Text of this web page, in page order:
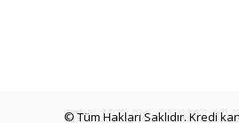
© Tüm Hakları Saklıdır. Kredi